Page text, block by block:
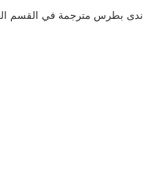
ندى بطرس مترجمة في القسم